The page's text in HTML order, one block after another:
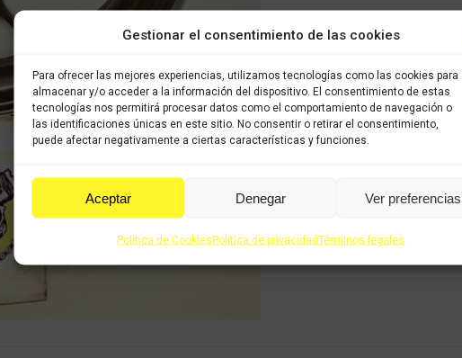
Gestionar el consentimiento de las cookies
Para ofrecer las mejores experiencias, utilizamos tecnologías como las cookies para
almacenar y/o acceder a la información del dispositivo. El consentimiento de estas
tecnologías nos permitirá procesar datos como el comportamiento de navegación o
las identificaciones únicas en este sitio. No consentir o retirar el consentimiento,
puede afectar negativamente a ciertas características y funciones.
Aceptar Denegar Ver preferencias
Política de CookiesPolítica de privacidadTérminos legales
Recambios
Share this product
Share
on
Share
Share